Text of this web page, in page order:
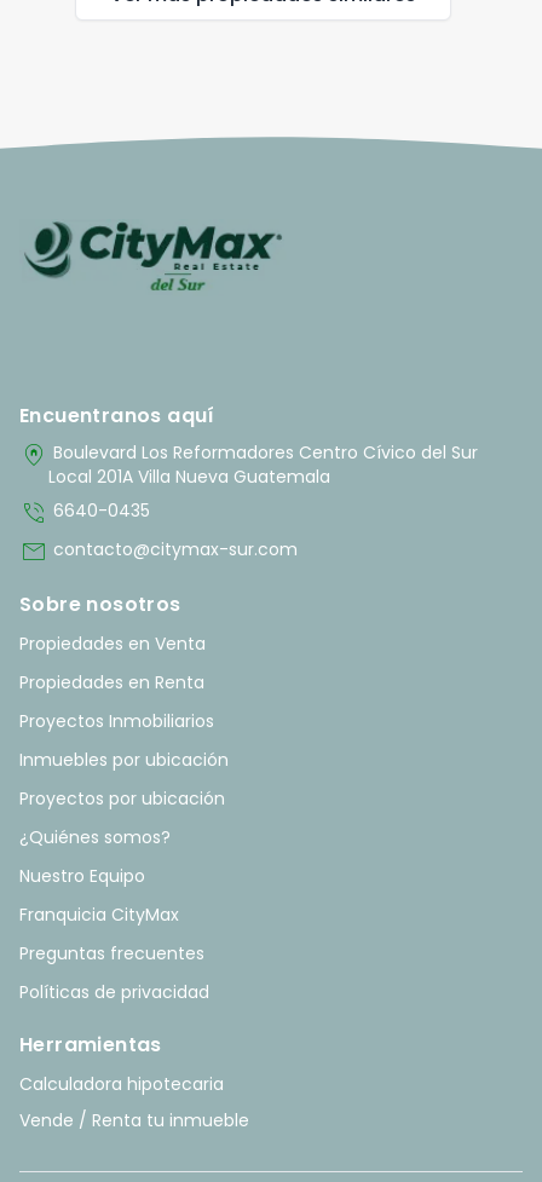
Encuentranos aquí
home_pin Boulevard Los Reformadores Centro Cívico del Sur
Local 201A Villa Nueva Guatemala
phone_in_talk 6640-0435
mail contacto@citymax-sur.com
Sobre nosotros
Propiedades en Venta
Propiedades en Renta
Proyectos Inmobiliarios
Inmuebles por ubicación
Proyectos por ubicación
¿Quiénes somos?
Nuestro Equipo
Franquicia CityMax
Preguntas frecuentes
Políticas de privacidad
Herramientas
Calculadora hipotecaria
Vende / Renta tu inmueble